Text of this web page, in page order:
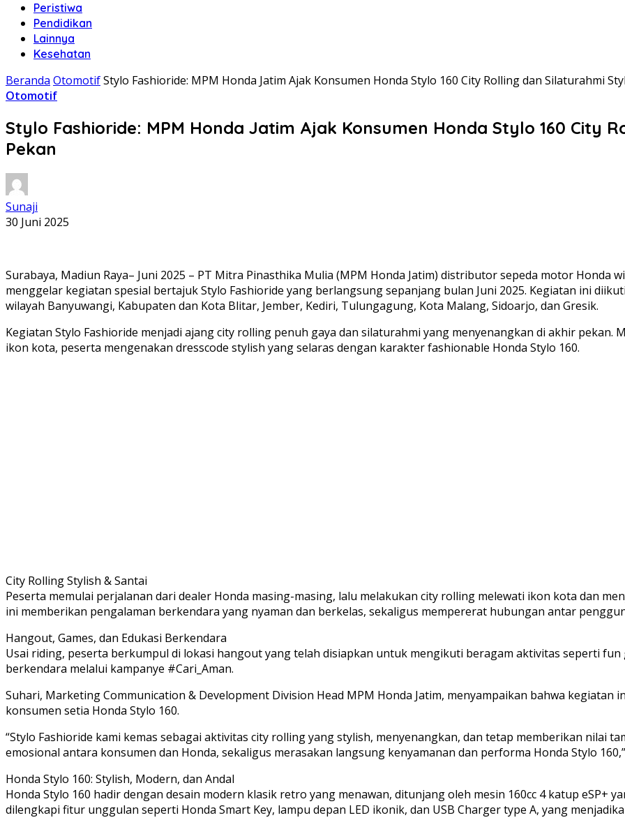
Peristiwa
Pendidikan
Lainnya
Kesehatan
Beranda OtomotifStylo Fashioride: MPM Honda Jatim Ajak Konsumen Honda Stylo 160 City Rolling dan Silaturahmi
Otomotif
Stylo Fashioride: MPM Honda Jatim Ajak Konsumen Honda Stylo 160 City
Pekan
Sunaji
30 Juni 2025
Surabaya, Madiun Raya– Juni 2025 – PT Mitra Pinasthika Mulia (MPM Honda Jatim) distributor sepeda motor Honda
menggelar kegiatan spesial bertajuk Stylo Fashioride yang berlangsung sepanjang bulan Juni 2025. Kegiatan ini
wilayah Banyuwangi, Kabupaten dan Kota Blitar, Jember, Kediri, Tulungagung, Kota Malang, Sidoarjo, dan Gresik.
Kegiatan Stylo Fashioride menjadi ajang city rolling penuh gaya dan silaturahmi yang menyenangkan di akhir
ikon kota, peserta mengenakan dresscode stylish yang selaras dengan karakter fashionable Honda Stylo 160.
City Rolling Stylish & Santai
Peserta memulai perjalanan dari dealer Honda masing-masing, lalu melakukan city rolling melewati ikon kota dan
ini memberikan pengalaman berkendara yang nyaman dan berkelas, sekaligus mempererat hubungan antar
Hangout, Games, dan Edukasi Berkendara
Usai riding, peserta berkumpul di lokasi hangout yang telah disiapkan untuk mengikuti beragam aktivitas seperti fun
berkendara melalui kampanye #Cari_Aman.
Suhari, Marketing Communication & Development Division Head MPM Honda Jatim, menyampaikan bahwa kegiatan
konsumen setia Honda Stylo 160.
“Stylo Fashioride kami kemas sebagai aktivitas city rolling yang stylish, menyenangkan, dan tetap memberikan nilai
emosional antara konsumen dan Honda, sekaligus merasakan langsung kenyamanan dan performa Honda Stylo
Honda Stylo 160: Stylish, Modern, dan Andal
Honda Stylo 160 hadir dengan desain modern klasik retro yang menawan, ditunjang oleh mesin 160cc 4 katup eSP+
dilengkapi fitur unggulan seperti Honda Smart Key, lampu depan LED ikonik, dan USB Charger type A, yang